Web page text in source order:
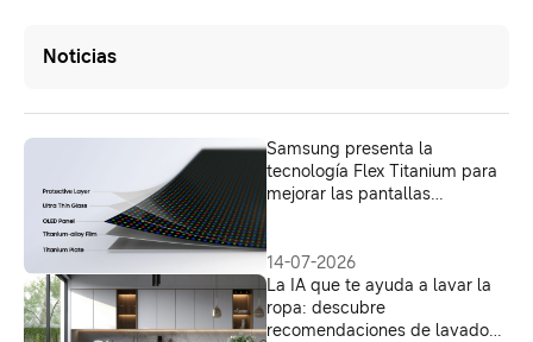
Noticias
Samsung presenta la
tecnología Flex Titanium para
mejorar las pantallas
14-07-2026
La IA que te ayuda a lavar la
ropa: descubre
recomendaciones de lavado